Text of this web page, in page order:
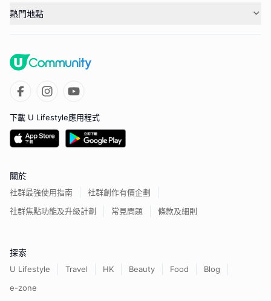
熱門地點
下載 U Lifestyle應用程式
關於
社群最強使用指南
社群創作有價企劃
社群焦點功能及升級計劃
常見問題 條款及細則
探索
U Lifestyle Travel HK Beauty Food
Blog
e-zone